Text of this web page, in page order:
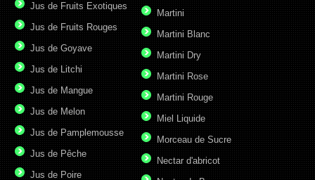
Jus de Fruits Exotiques
Jus de Fruits Rouges
Jus de Goyave
Jus de Litchi
Jus de Mangue
Jus de Melon
Jus de Pamplemousse
Jus de Pêche
Jus de Poire
Martini
Martini Blanc
Martini Dry
Martini Rose
Martini Rouge
Miel Liquide
Morceau de Sucre
Nectar d'abricot